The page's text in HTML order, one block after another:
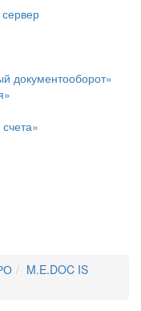
документооборот»
M.E.DOC IS